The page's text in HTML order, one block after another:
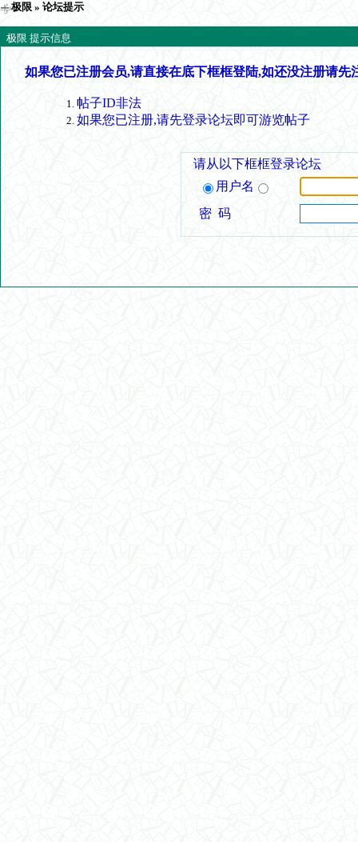
极限 » 论坛提示
极限 提示信息
如果您已注册会员,请直接在底下框框登陆,如还没注册请先
帖子ID非法
如果您已注册,请先登录论坛即可游览帖子
请从以下框框登录论坛
用户名
密 码